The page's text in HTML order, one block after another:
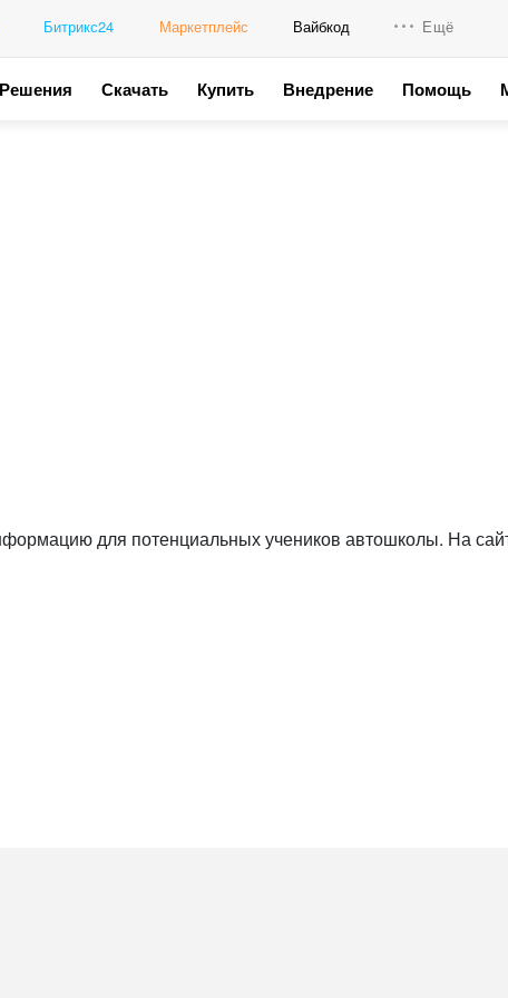
Битрикс24 Маркетплейс Вайбкод Ещё
Решения Скачать Купить Внедрение Помощь
для потенциальных учеников автошколы. На